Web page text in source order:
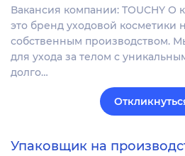
Вакансия компании: TOUCHY О
это бренд уходовой косметики
собственным производством.
для ухода за телом с
долго…
Упаковщик на